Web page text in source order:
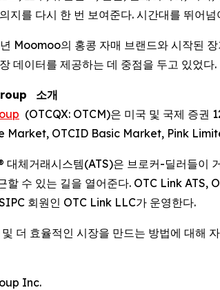
지를 다시 한 번 보여준다. 시간대를 뛰어
Moomoo의 홍콩 자매 브랜드와 시작된
데이터를 제공하는 데 중점을 두고 있었다.
소개
(OTCQX: OTCM)은 미국 및 국제 증권
Market, OTCID Basic Market, Pink
대체거래시스템(ATS)은 브로커-딜러들이
할 수 있는 길을 열어준다. OTC Link ATS,
회원인 OTC Link LLC가 운영한다.
더 효율적인 시장을 만드는 방법에 대해
Inc.